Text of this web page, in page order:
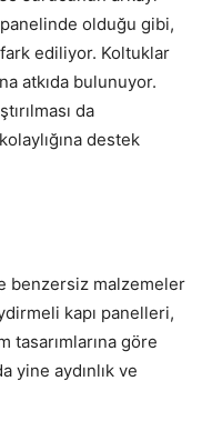
olduğu gibi,
ediliyor. Koltuklar
atkıda bulunuyor.
da
destek
benzersiz malzemeler
kapı panelleri,
tasarımlarına göre
yine aydınlık ve